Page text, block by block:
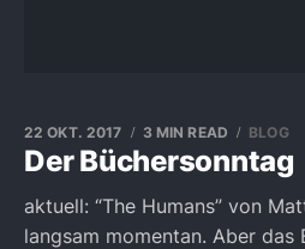
Der Büchersonntag
22 OKT. 2017 3 MIN READ BLOG
aktuell: “The Humans” von
langsam momentan. Aber das